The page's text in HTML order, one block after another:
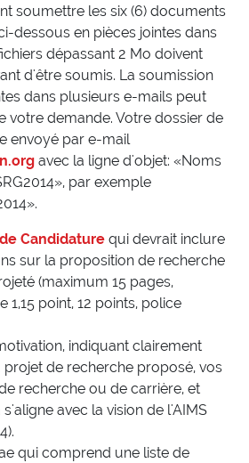
soumettre les six (6) documents
dessous en pièces jointes dans
dépassant 2 Mo doivent
d'être soumis. La soumission
dans plusieurs e-mails peut
votre demande. Votre dossier de
envoyé par e-mail
avec la ligne d'objet: «Noms
par exemple
Candidature qui devrait inclure
sur la proposition de recherche
(maximum 15 pages,
1,15 point, 12 points, police
indiquant clairement
projet de recherche proposé, vos
recherche ou de carrière, et
avec la vision de l'AIMS
qui comprend une liste de